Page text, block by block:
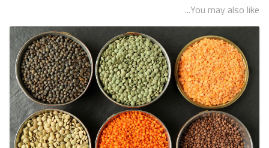
You may also like...